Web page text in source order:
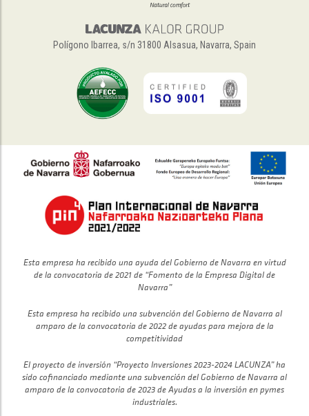
Polígono Ibarrea, s/n 31800 Alsasua, Navarra, Spain
Esta empresa ha recibido una ayuda del Gobierno de Navarra en virtud
de la convocatoria de 2021 de “Fomento de la Empresa Digital de
Navarra”
Esta empresa ha recibido una subvención del Gobierno de Navarra al
amparo de la convocatoria de 2022 de ayudas para mejora de la
competitividad
El proyecto de inversión “Proyecto Inversiones 2023-2024 LACUNZA” ha
sido cofinanciado mediante una subvención del Gobierno de Navarra al
amparo de la convocatoria de 2023 de Ayudas a la inversión en pymes
industriales.